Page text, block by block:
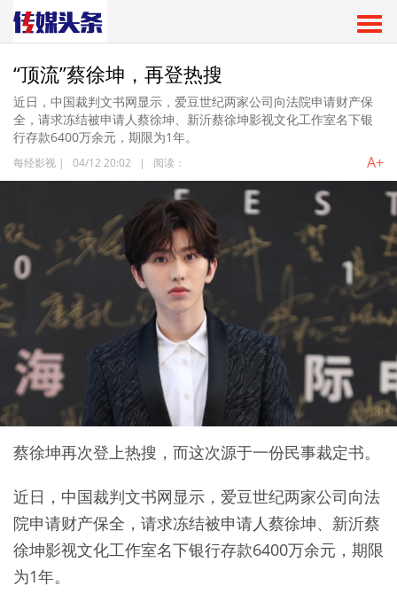
“顶流”蔡徐坤，再登热搜
近日，中国裁判文书网显示，爱豆世纪两家公司向法院申请财产保
全，请求冻结被申请人蔡徐坤、新沂蔡徐坤影视文化工作室名下银
行存款6400万余元，期限为1年。
每经影视 | 04/12 20:02 | 阅读： A+
蔡徐坤再次登上热搜，而这次源于一份民事裁定书。
近日，中国裁判文书网显示，爱豆世纪两家公司向法
院申请财产保全，请求冻结被申请人蔡徐坤、新沂蔡
徐坤影视文化工作室名下银行存款6400万余元，期限
为1年。